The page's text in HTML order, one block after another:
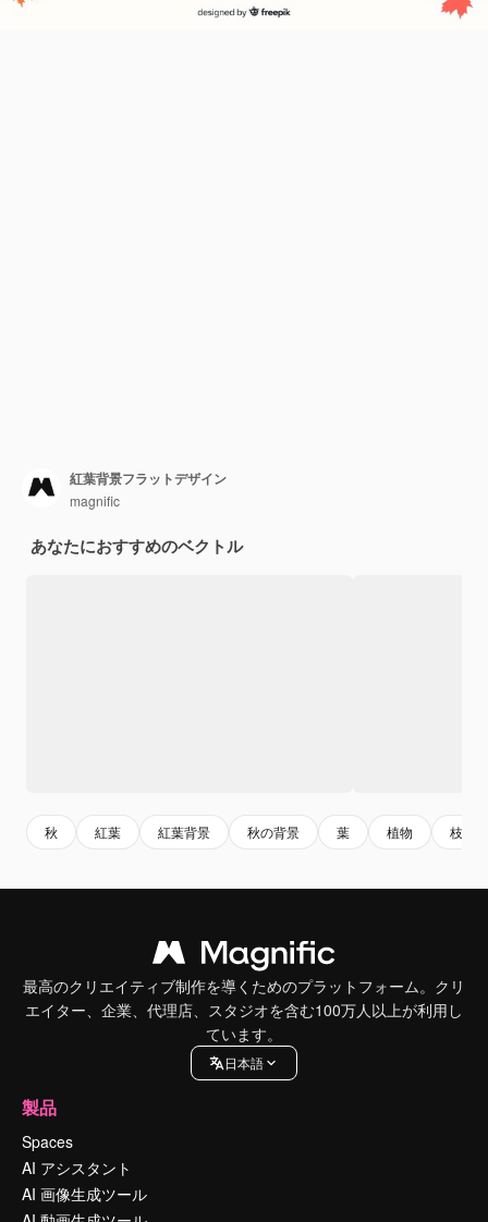
紅葉背景フラットデザイン
magnific
あなたにおすすめのベクトル
秋 紅葉 紅葉背景 秋の背景 葉 植物 枝
最高のクリエイティブ制作を導くためのプラットフォーム。クリ
エイター、企業、代理店、スタジオを含む100万人以上が利用し
ています。
日本語
製品
Spaces
AI アシスタント
AI 画像生成ツール